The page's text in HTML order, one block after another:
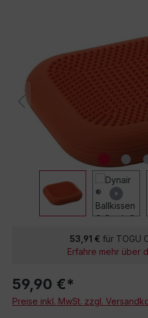
53,91 € für TOGU
Erfahre mehr über
59,90 €*
Preise inkl. MwSt. zzgl.